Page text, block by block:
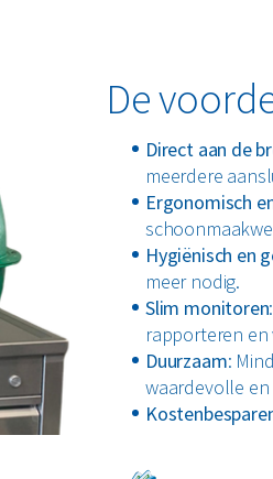
een oplossing op maat
degelijk basismodel tot een
we een stevig
controle wil, kan kiezen voor
en kostenbesparing. Dit
– tot op ingrediëntenniveau
De
Direct aan de
meerdere
Ergonomisch
Hygiënisch en
meer nodig.
Slim monitoren
rapporteren
Duurzaam:
waardevolle